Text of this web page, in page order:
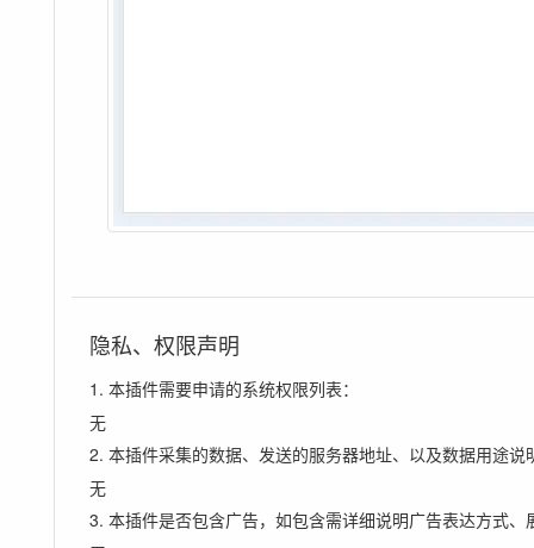
隐私、权限声明
1. 本插件需要申请的系统权限列表：
无
2. 本插件采集的数据、发送的服务器地址、以及数据用途说
无
3. 本插件是否包含广告，如包含需详细说明广告表达方式、